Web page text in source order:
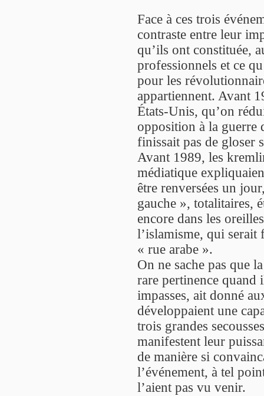
Face à ces trois
contraste entre leur
qu’ils ont constituée,
professionnels et ce
pour les
appartiennent. Avant
États-Unis, qu’on
opposition à la guerre
finissait pas de gloser
Avant 1989, les
médiatique
être renversées un
gauche », totalitaires,
encore dans les
l’islamisme, qui serait
« rue arabe ».
On ne sache pas que
rare pertinence quand
impasses, ait donné
développaient une
trois grandes
manifestent leur
de manière si
l’événement, à tel
l’aient pas vu venir.